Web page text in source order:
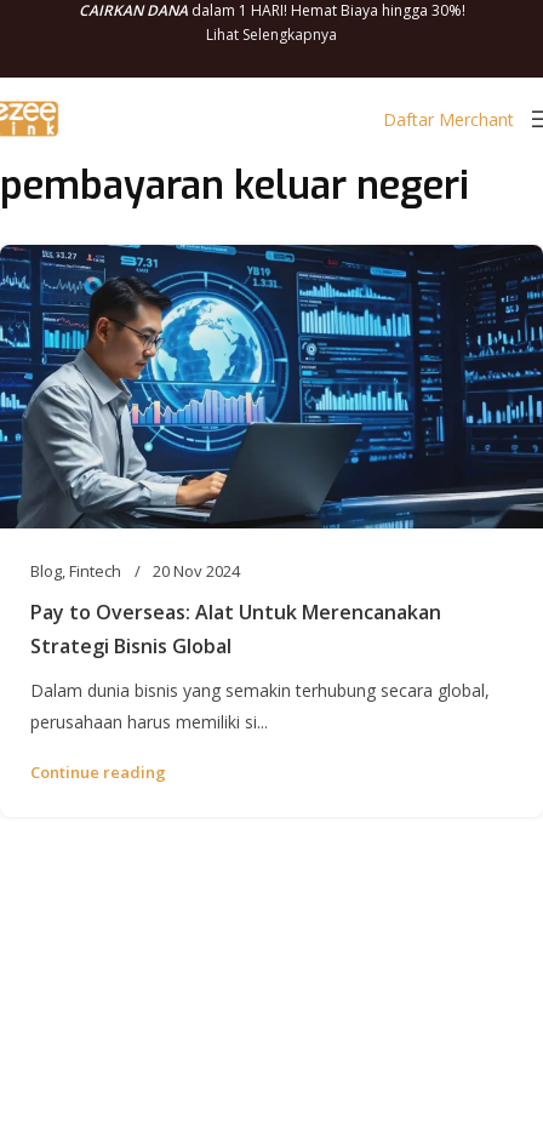
CAIRKAN DANAdalam 1 HARI! Hemat Biaya hingga 30%!
Lihat Selengkapnya
Daftar Merchant
pembayaran keluar negeri
Blog,Fintech 20 Nov 2024
Pay to Overseas: Alat Untuk Merencanakan
Strategi Bisnis Global
Dalam dunia bisnis yang semakin terhubung secara global,
perusahaan harus memiliki si...
Continue reading